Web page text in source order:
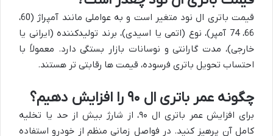
قیمت باتری ال نود متغیر است و به عواملی مانند آمپراژ (60،
66، 74 آمپر)، نوع (اتمی یا اسیدی)، برند تولیدکننده (ایرانی یا
خارجی)، مدت گارانتی و نوسانات بازار بستگی دارد. معمولاً با
احتساب تحویل باتری فرسوده، قیمت ها رقابتی تر هستند.
چگونه عمر باتری ال ۹۰ را افزایش دهیم؟
برای افزایش عمر باتری ال ۹۰، از شارژ بیش از حد یا تخلیه
کامل آن پرهیز کنید. در فواصل زمانی منظم از خودرو استفاده